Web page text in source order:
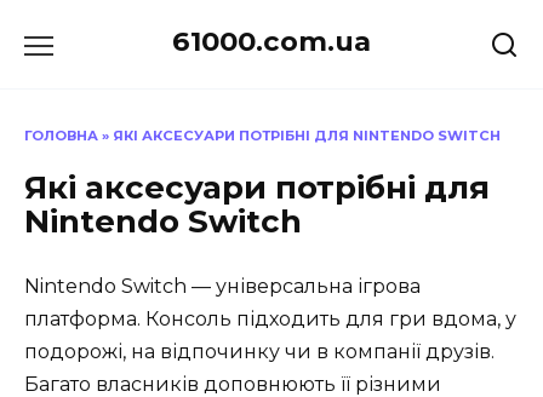
до
61000.com.ua
ГОЛОВНА » ЯКІ АКСЕСУАРИ ПОТРІБНІ ДЛЯ NINTENDO SWITCH
Які аксесуари потрібні для
Nintendo Switch
Nintendo Switch — універсальна ігрова
платформа. Консоль підходить для гри вдома, у
подорожі, на відпочинку чи в компанії друзів.
Багато власників доповнюють її різними